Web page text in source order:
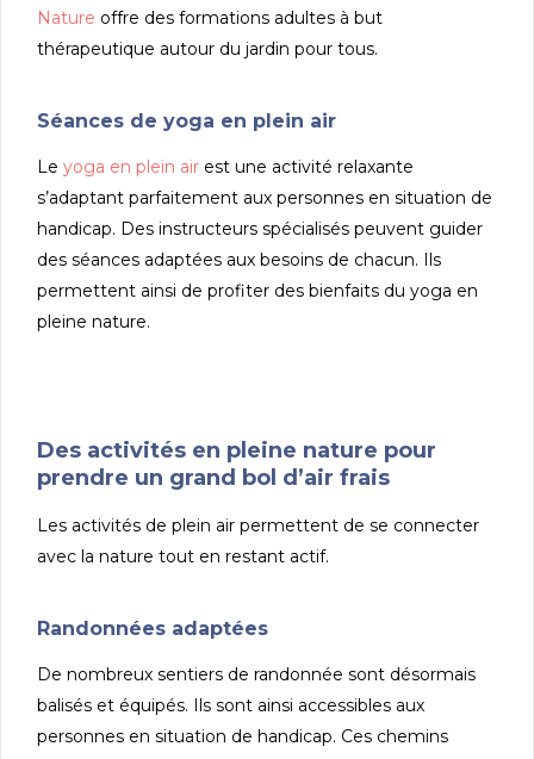
Nature offre des formations adultes à but
thérapeutique autour du jardin pour tous.
Séances de yoga en plein air
Leyoga en plein air est une activité relaxante
s’adaptant parfaitement aux personnes en situation de
handicap. Des instructeurs spécialisés peuvent guider
des séances adaptées aux besoins de chacun. Ils
permettent ainsi de profiter des bienfaits du yoga en
pleine nature.
Des activités en pleine nature pour
prendre un grand bol d’air frais
Les activités de plein air permettent de se connecter
avec la nature tout en restant actif.
Randonnées adaptées
De nombreux sentiers de randonnée sont désormais
balisés et équipés. Ils sont ainsi accessibles aux
personnes en situation de handicap. Ces chemins